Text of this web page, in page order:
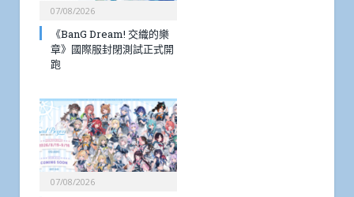
07/08/2026
《BanG Dream! 交織的樂
章》國際服封閉測試正式開
跑
07/08/2026